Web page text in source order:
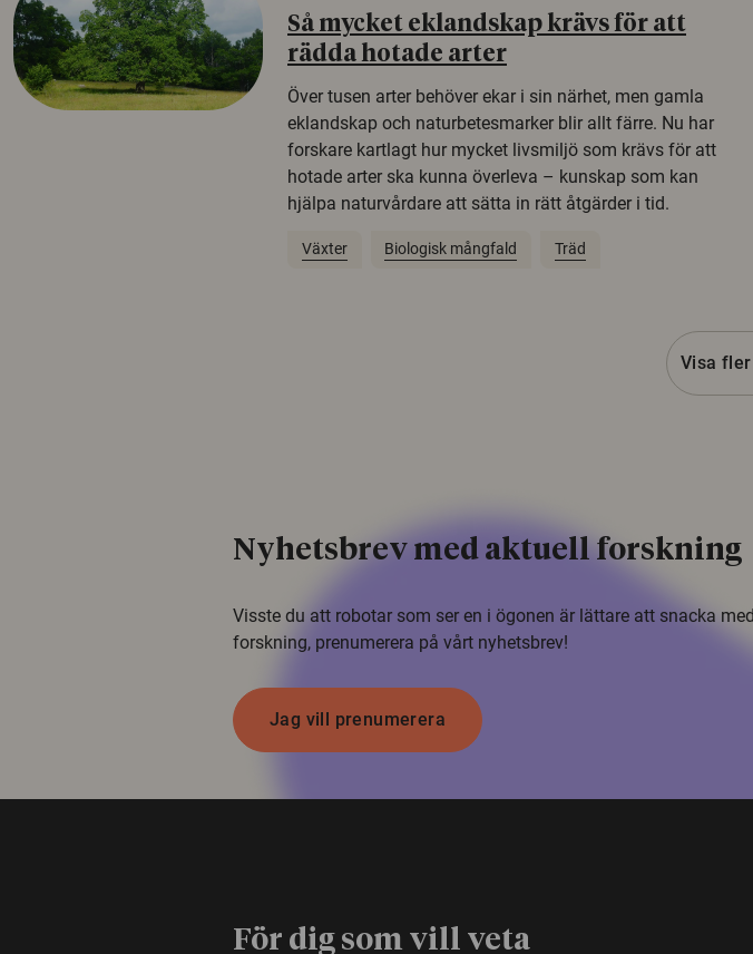
Så mycket eklandskap krävs för att
rädda hotade arter
Över tusen arter behöver ekar i sin närhet, men gamla
eklandskap och naturbetesmarker blir allt färre. Nu har
forskare kartlagt hur mycket livsmiljö som krävs för att
hotade arter ska kunna överleva – kunskap som kan
hjälpa naturvårdare att sätta in rätt åtgärder i tid.
Växter Biologisk mångfald Träd
Visa
Nyhetsbrev med aktuell forskning
Visste du att robotar som ser en i ögonen är lättare att snacka
forskning, prenumerera på vårt nyhetsbrev!
Jag vill prenumerera
För dig som vill veta